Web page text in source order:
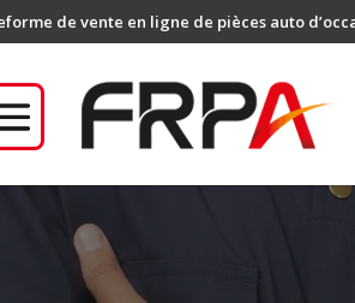
de vente en ligne de pièces auto